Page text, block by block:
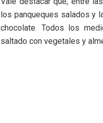
los panqueques salados y
chocolate. Todos los
saltado con vegetales y